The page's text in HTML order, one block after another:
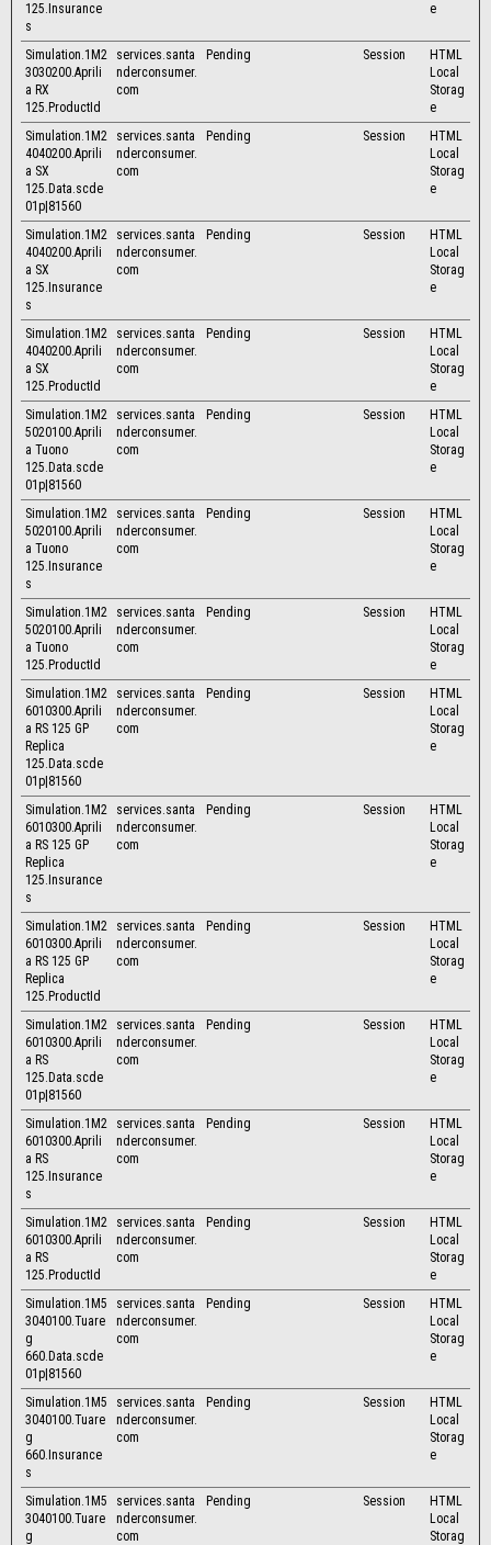
125.Insurance
s
e
Simulation.1M2
3030200.Aprili
a RX
125.ProductId
services.santa
nderconsumer.
com
Pending Session
HTML
Local
Storag
e
Simulation.1M2
4040200.Aprili
a SX
125.Data.scde
01p|81560
services.santa
nderconsumer.
com
Pending Session
HTML
Local
Storag
e
Simulation.1M2
4040200.Aprili
a SX
125.Insurance
s
services.santa
nderconsumer.
com
Pending Session
HTML
Local
Storag
e
Simulation.1M2
4040200.Aprili
a SX
125.ProductId
services.santa
nderconsumer.
com
Pending Session
HTML
Local
Storag
e
Simulation.1M2
5020100.Aprili
a Tuono
125.Data.scde
01p|81560
services.santa
nderconsumer.
com
Pending Session
HTML
Local
Storag
e
Simulation.1M2
5020100.Aprili
a Tuono
125.Insurance
s
services.santa
nderconsumer.
com
Pending Session
HTML
Local
Storag
e
Simulation.1M2
5020100.Aprili
a Tuono
125.ProductId
services.santa
nderconsumer.
com
Pending Session
HTML
Local
Storag
e
Simulation.1M2
6010300.Aprili
a RS 125 GP
Replica
125.Data.scde
01p|81560
services.santa
nderconsumer.
com
Pending Session
HTML
Local
Storag
e
Simulation.1M2
6010300.Aprili
a RS 125 GP
Replica
125.Insurance
s
services.santa
nderconsumer.
com
Pending Session
HTML
Local
Storag
e
Simulation.1M2
6010300.Aprili
a RS 125 GP
Replica
125.ProductId
services.santa
nderconsumer.
com
Pending Session
HTML
Local
Storag
e
Simulation.1M2
6010300.Aprili
a RS
125.Data.scde
01p|81560
services.santa
nderconsumer.
com
Pending Session
HTML
Local
Storag
e
Simulation.1M2
6010300.Aprili
a RS
125.Insurance
s
services.santa
nderconsumer.
com
Pending Session
HTML
Local
Storag
e
Simulation.1M2
6010300.Aprili
a RS
125.ProductId
services.santa
nderconsumer.
com
Pending Session
HTML
Local
Storag
e
Simulation.1M5
3040100.Tuare
g
660.Data.scde
01p|81560
services.santa
nderconsumer.
com
Pending Session
HTML
Local
Storag
e
Simulation.1M5
3040100.Tuare
g
660.Insurance
s
services.santa
nderconsumer.
com
Pending Session
HTML
Local
Storag
e
Simulation.1M5
3040100.Tuare
g
services.santa
nderconsumer.
com
Pending Session
HTML
Local
Storag